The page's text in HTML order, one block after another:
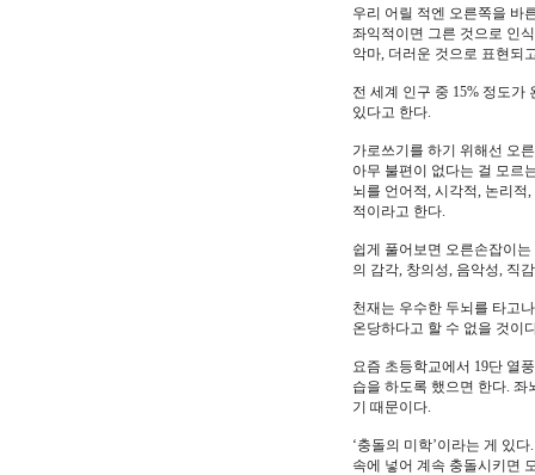
우리 어릴 적엔 오른쪽을 바
좌익적이면 그른 것으로 인
악마, 더러운 것으로 표현되
전 세계 인구 중 15% 정도
있다고 한다.
가로쓰기를 하기 위해선 오
아무 불편이 없다는 걸 모르
뇌를 언어적, 시각적, 논리적
적이라고 한다.
쉽게 풀어보면 오른손잡이
의 감각, 창의성, 음악성, 직
천재는 우수한 두뇌를 타고
온당하다고 할 수 없을 것이
요즘 초등학교에서 19단 열
습을 하도록 했으면 한다.
기 때문이다.
‘충돌의 미학’이라는 게 있
속에 넣어 계속 충돌시키면